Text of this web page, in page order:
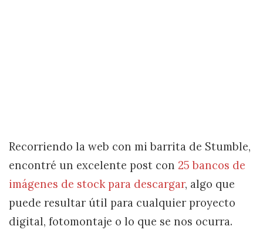
Recorriendo la web con mi barrita de Stumble,
encontré un excelente post con 25 bancos de
imágenes de stock para descargar, algo que
puede resultar útil para cualquier proyecto
digital, fotomontaje o lo que se nos ocurra.